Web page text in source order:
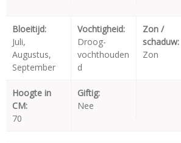
Bloeitijd:
Juli,
Augustus,
September
Vochtigheid:
Droog-
vochthouden
d
Zon /
schaduw:
Zon
Hoogte in
CM:
70
Giftig:
Nee